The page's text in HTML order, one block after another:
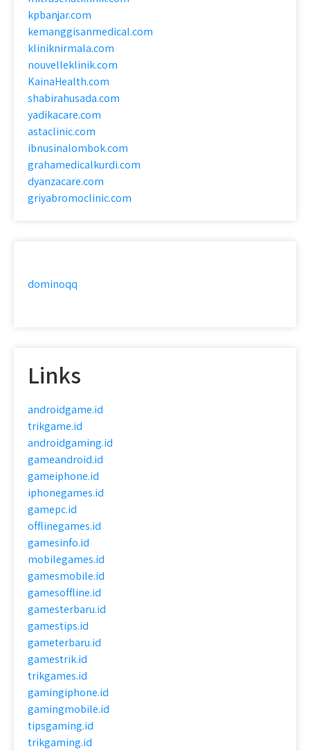
kpbanjar.com
kemanggisanmedical.com
kliniknirmala.com
nouvelleklinik.com
KainaHealth.com
shabirahusada.com
yadikacare.com
astaclinic.com
ibnusinalombok.com
grahamedicalkurdi.com
dyanzacare.com
griyabromoclinic.com
dominoqq
Links
androidgame.id
trikgame.id
androidgaming.id
gameandroid.id
gameiphone.id
iphonegames.id
gamepc.id
offlinegames.id
gamesinfo.id
mobilegames.id
gamesmobile.id
gamesoffline.id
gamesterbaru.id
gamestips.id
gameterbaru.id
gamestrik.id
trikgames.id
gamingiphone.id
gamingmobile.id
tipsgaming.id
trikgaming.id